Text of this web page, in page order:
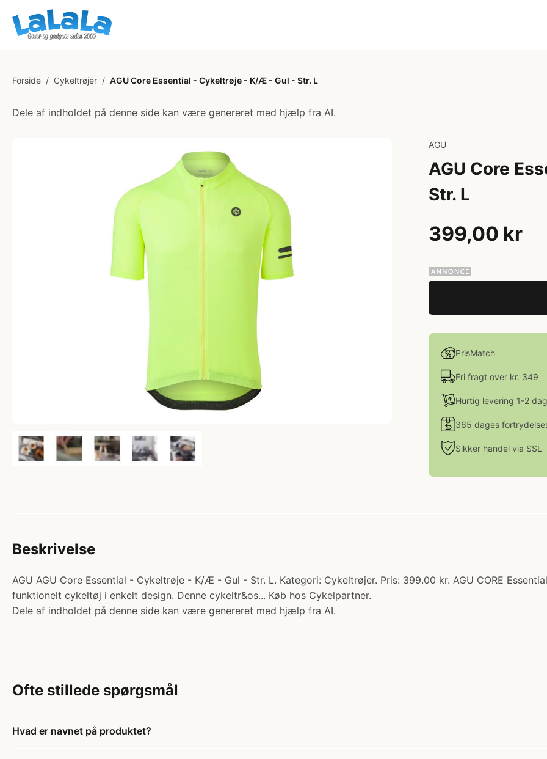
Forside / Cykeltrøjer / AGU Core Essential - Cykeltrøje - K/Æ - Gul - Str. L
Dele af indholdet på denne side kan være genereret med hjælp fra AI.
AGU
AGU Core
Str. L
399,00 kr
PrisMatch
Fri fragt over kr. 349
Hurtig levering 1-2
365 dages
Sikker handel via SSL
Beskrivelse
AGU AGU Core Essential - Cykeltrøje - K/Æ - Gul - Str. L. Kategori: Cykeltrøjer. Pris: 399.00 kr. AGU CORE
funktionelt cykeltøj i enkelt design. Denne cykeltr&os... Køb hos Cykelpartner.
Dele af indholdet på denne side kan være genereret med hjælp fra AI.
Ofte stillede spørgsmål
Hvad er navnet på produktet?